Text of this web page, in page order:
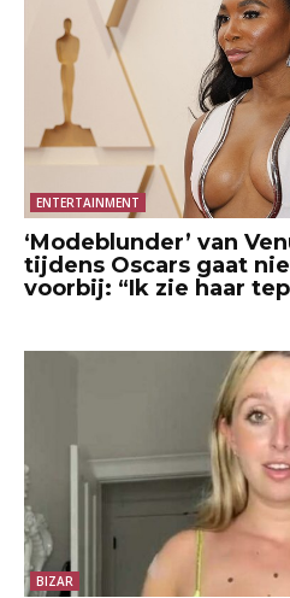
ENTERTAINMENT
‘Modeblunder’ van
tijdens Oscars gaat
voorbij: “Ik zie haar
BIZAR